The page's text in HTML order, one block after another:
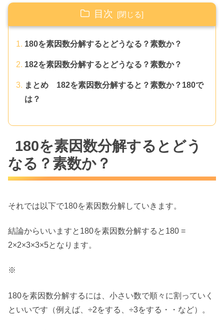
目次
180を素因数分解するとどうなる？素数か？
182を素因数分解するとどうなる？素数か？
まとめ 182を素因数分解すると？素数か？180で
は？
180を素因数分解するとどう
なる？素数か？
それでは以下で180を素因数分解していきます。
結論からいいますと180を素因数分解すると180 =
2×2×3×3×5となります。
※
180を素因数分解するには、小さい数で順々に割っていく
といいです（例えば、÷2をする、÷3をする・・など）。